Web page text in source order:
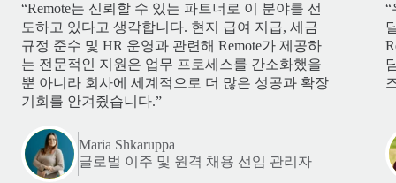
“Remote는 신뢰할 수 있는 파트너로 이 분야를 선
도하고 있다고 생각합니다. 현지 급여 지급, 세금
규정 준수 및 HR 운영과 관련해 Remote가 제공하
는 전문적인 지원은 업무 프로세스를 간소화했을
뿐 아니라 회사에 세계적으로 더 많은 성공과 확장
기회를 안겨줬습니다.”
Maria Shkaruppa
글로벌 이주 및 원격 채용 선임 관리자
“